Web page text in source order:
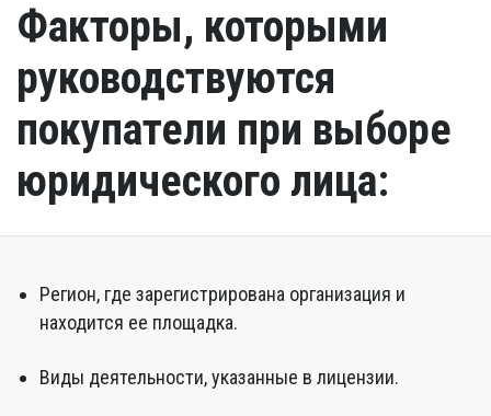
Факторы, которыми
руководствуются
покупатели при выборе
юридического лица:
Регион, где зарегистрирована организация и
находится ее площадка.
Виды деятельности, указанные в лицензии.